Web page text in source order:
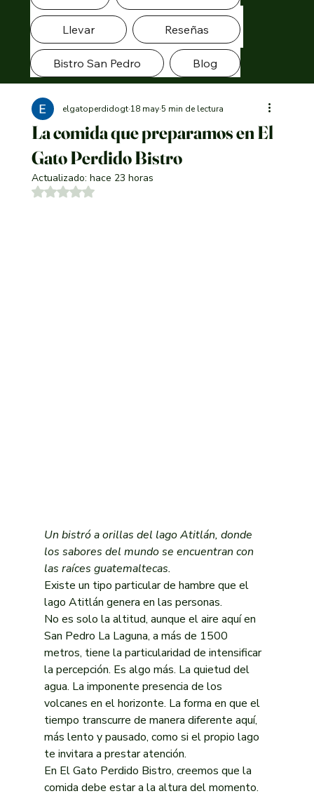
Llevar Reseñas
Bistro San Pedro Blog
La comida que preparamos en El
Gato Perdido Bistro
elgatoperdidogt 18 may 5 min de lectura
Actualizado: hace 23 horas
Obtuvo NaN de 5 estrellas.
Un bistró a orillas del lago Atitlán, donde
los sabores del mundo se encuentran con
las raíces guatemaltecas.
Existe un tipo particular de hambre que el
lago Atitlán genera en las personas.
No es solo la altitud, aunque el aire aquí en
San Pedro La Laguna, a más de 1500
metros, tiene la particularidad de intensificar
la percepción. Es algo más. La quietud del
agua. La imponente presencia de los
volcanes en el horizonte. La forma en que el
tiempo transcurre de manera diferente aquí,
más lento y pausado, como si el propio lago
te invitara a prestar atención.
En El Gato Perdido Bistro, creemos que la
comida debe estar a la altura del momento.